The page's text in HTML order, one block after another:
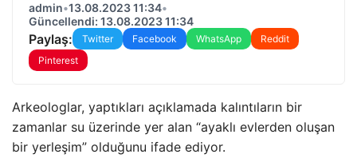
admin•13.08.2023 11:34•
Güncellendi: 13.08.2023 11:34
Paylaş: Twitter Facebook WhatsApp
Reddit
Pinterest
Arkeologlar, yaptıkları açıklamada kalıntıların bir
zamanlar su üzerinde yer alan “ayaklı evlerden oluşan
bir yerleşim” olduğunu ifade ediyor.